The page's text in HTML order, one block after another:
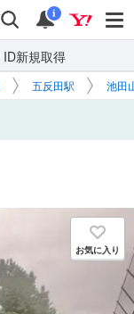
検索 通知
i
ID新規取得
五反田駅 池田
お気に入り